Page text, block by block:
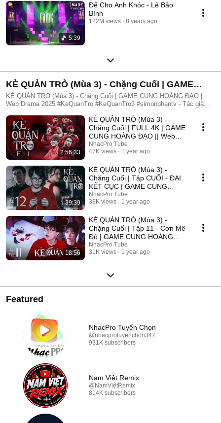
5:39
Để Cho Anh Khóc - Lê Bảo
Bình
122M views 8 years ago
KẺ QUẢN TRÒ (Mùa 3) - Chặng Cuối | GAME
CUNG HOÀNG ĐẠO | Web Drama 2025
KẺ QUẢN TRÒ (Mùa 3) - Chặng Cuối | GAME CUNG HOÀNG ĐẠO |
Web Drama 2025 #KeQuanTro #KeQuanTro3 #simonphantv - Tác giả:
Tâm, Trúc, Khánh Duy ► Một trò chơi kỳ lạ, với mức thưởng tiền tỷ.
Một trò chơi mang hơi hướng của show truyền hình thực tế, nhưng dần
trở nên đen tối hơn quà từng vòng. Ai sẽ là người chiến thắng cuối
cùng?. Mục đích của KẺ QUẢN TRÒ là gì?. Và gương mặt đằng sau
chiếc mặt nạ. Tất cả sẽ tiết lộ trong seri web drama KẺ QUẢN TRÒ
(Mùa 3) Simon Phan _ Anh trai Simon Huỳnh Nhựt _ Diễn viên Huỳnh
Nhựt Bnat _ Ca sĩ Bnat Bảo Ngân _ Cô giáo Bảo Ngân Trúc _ TikToker
Trúc Khánh Duy _ Nghệ sĩ Khánh Duy Simon Phan _ Em trai Cá Hồi
2:56:33
KẺ QUẢN TRÒ (Mùa 3) -
Chặng Cuối | FULL 4K | GAME
CUNG HOÀNG ĐẠO || Web
Drama 2025
NhacPro Tube
47K views
1 year ago
39:39
KẺ QUẢN TRÒ (Mùa 3) -
Chặng Cuối | Tập CUỐI - ĐẠI
KẾT CỤC | GAME CUNG
HOÀNG ĐẠO || Web Drama
2025
NhacPro Tube
38K views
1 year ago
18:56
KẺ QUẢN TRÒ (Mùa 3) -
Chặng Cuối | Tập 11 - Cơn Mê
Đỏ | GAME CUNG HOÀNG
ĐẠO || Web Drama 2025
NhacPro Tube
31K views
1 year ago
Featured
NhacPro Tuyển Chọn
@nhacprotuyenchon347
931K subscribers
Nam Việt Remix
@NamViệtRemix
814K subscribers